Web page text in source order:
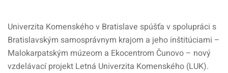
Univerzita Komenského v Bratislave spúšťa v spolupráci s
Bratislavským samosprávnym krajom a jeho inštitúciami –
Malokarpatským múzeom a Ekocentrom Čunovo – nový
vzdelávací projekt Letná Univerzita Komenského (LUK).